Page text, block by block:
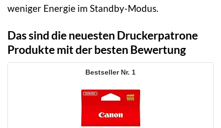
weniger Energie im Standby-Modus.
Das sind die neuesten Druckerpatrone
Produkte mit der besten Bewertung
1